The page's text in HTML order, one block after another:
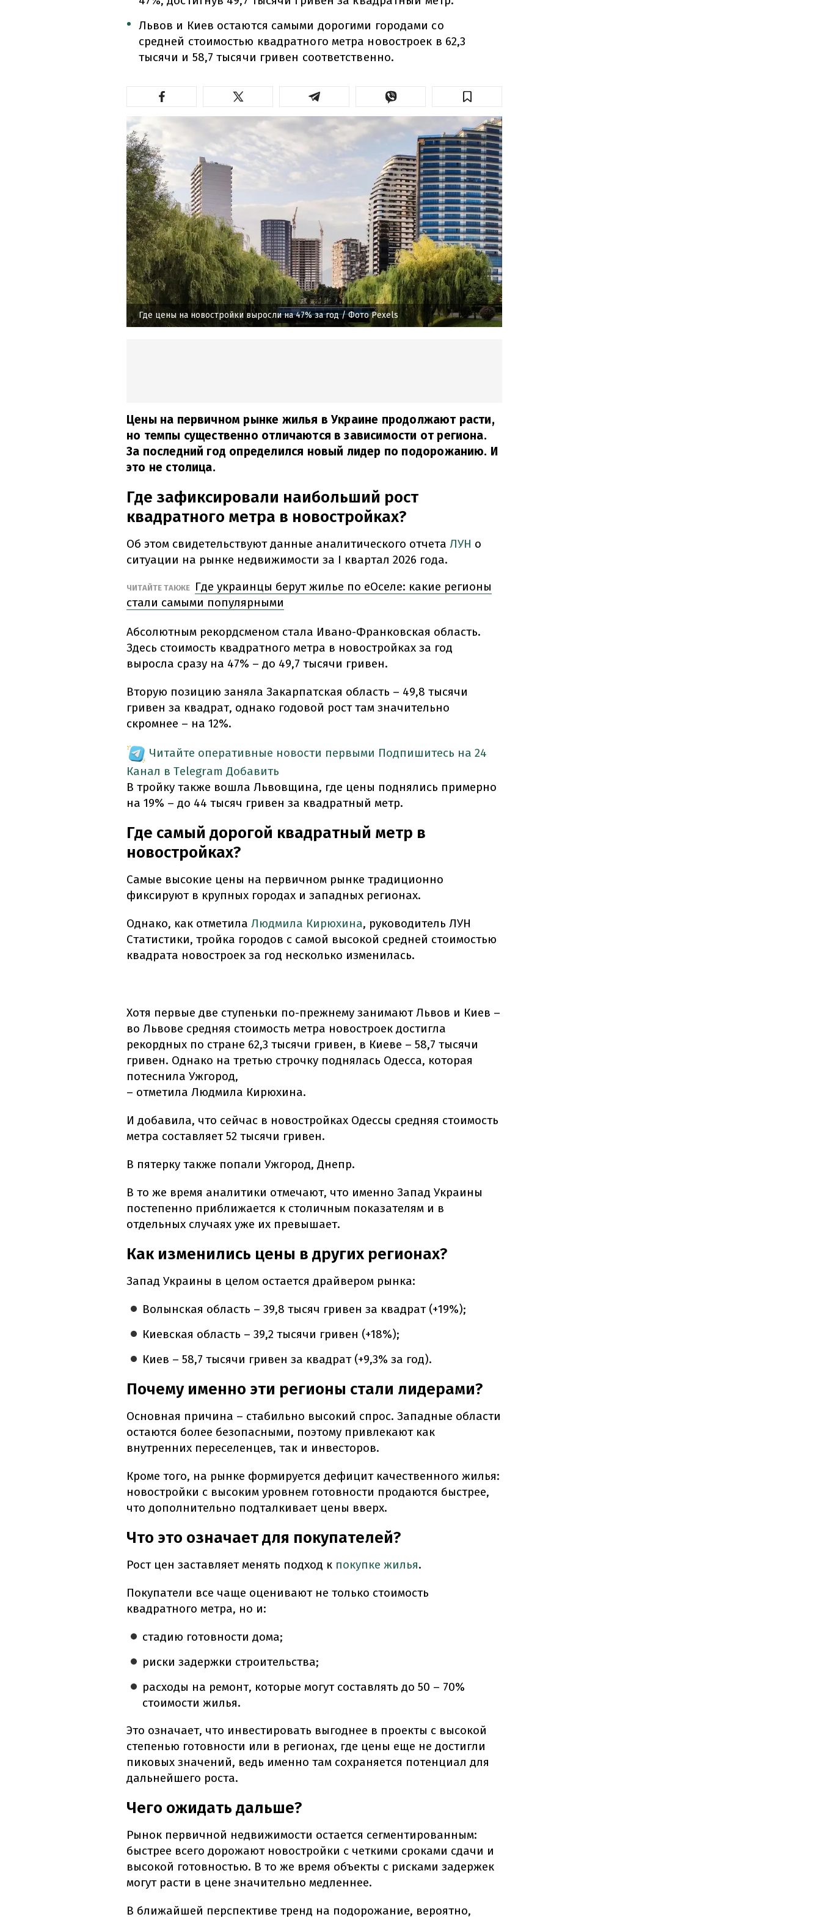
Львов и Киев остаются самыми дорогими городами со
средней стоимостью квадратного метра новостроек в 62,3
тысячи и 58,7 тысячи гривен соответственно.
Где цены на новостройки выросли на 47% за год/ Фото Pexels
Цены на первичном рынке жилья в Украине продолжают расти,
но темпы существенно отличаются в зависимости от региона.
За последний год определился новый лидер по подорожанию. И
это не столица.
Где зафиксировали наибольший рост
квадратного метра в новостройках?
Об этом свидетельствуют данные аналитического отчета ЛУН о
ситуации на рынке недвижимости за I квартал 2026 года.
ЧИТАЙТЕ ТАКЖЕ
Где украинцы берут жилье по еОселе: какие регионы
стали самыми популярными
Абсолютным рекордсменом стала Ивано-Франковская область.
Здесь стоимость квадратного метра в новостройках за год
выросла сразу на 47% – до 49,7 тысячи гривен.
Вторую позицию заняла Закарпатская область – 49,8 тысячи
гривен за квадрат, однако годовой рост там значительно
скромнее – на 12%.
Читайте оперативные новости первыми Подпишитесь на 24
Канал в Telegram Добавить
В тройку также вошла Львовщина, где цены поднялись примерно
на 19% – до 44 тысяч гривен за квадратный метр.
Где самый дорогой квадратный метр в
новостройках?
Самые высокие цены на первичном рынке традиционно
фиксируют в крупных городах и западных регионах.
Однако, как отметила Людмила Кирюхина, руководитель ЛУН
Статистики, тройка городов с самой высокой средней стоимостью
квадрата новостроек за год несколько изменилась.
Хотя первые две ступеньки по-прежнему занимают Львов и Киев –
во Львове средняя стоимость метра новостроек достигла
рекордных по стране 62,3 тысячи гривен, в Киеве – 58,7 тысячи
гривен. Однако на третью строчку поднялась Одесса, которая
потеснила Ужгород,
– отметила Людмила Кирюхина.
И добавила, что сейчас в новостройках Одессы средняя стоимость
метра составляет 52 тысячи гривен.
В пятерку также попали Ужгород, Днепр.
В то же время аналитики отмечают, что именно Запад Украины
постепенно приближается к столичным показателям и в
отдельных случаях уже их превышает.
Как изменились цены в других регионах?
Запад Украины в целом остается драйвером рынка:
Волынская область – 39,8 тысяч гривен за квадрат (+19%);
Киевская область – 39,2 тысячи гривен (+18%);
Киев – 58,7 тысячи гривен за квадрат (+9,3% за год).
Почему именно эти регионы стали лидерами?
Основная причина – стабильно высокий спрос. Западные области
остаются более безопасными, поэтому привлекают как
внутренних переселенцев, так и инвесторов.
Кроме того, на рынке формируется дефицит качественного жилья:
новостройки с высоким уровнем готовности продаются быстрее,
что дополнительно подталкивает цены вверх.
Что это означает для покупателей?
Рост цен заставляет менять подход к покупке жилья.
Покупатели все чаще оценивают не только стоимость
квадратного метра, но и:
стадию готовности дома;
риски задержки строительства;
расходы на ремонт, которые могут составлять до 50 – 70%
стоимости жилья.
Это означает, что инвестировать выгоднее в проекты с высокой
степенью готовности или в регионах, где цены еще не достигли
пиковых значений, ведь именно там сохраняется потенциал для
дальнейшего роста.
Чего ожидать дальше?
Рынок первичной недвижимости остается сегментированным:
быстрее всего дорожают новостройки с четкими сроками сдачи и
высокой готовностью. В то же время объекты с рисками задержек
могут расти в цене значительно медленнее.
В ближайшей перспективе тренд на подорожание, вероятно,